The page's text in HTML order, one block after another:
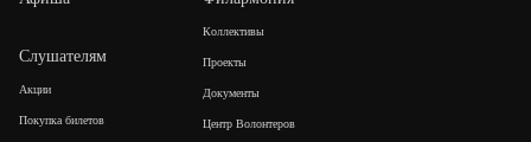
Слушателям
Акции
Покупка билетов
Коллективы
Проекты
Документы
Центр Волонтеров